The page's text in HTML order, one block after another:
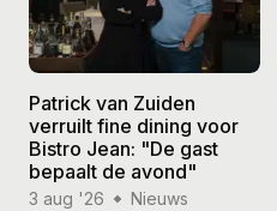
Patrick van Zuiden
verruilt fine dining voor
Bistro Jean: "De gast
bepaalt de avond"
3 aug '26 Nieuws